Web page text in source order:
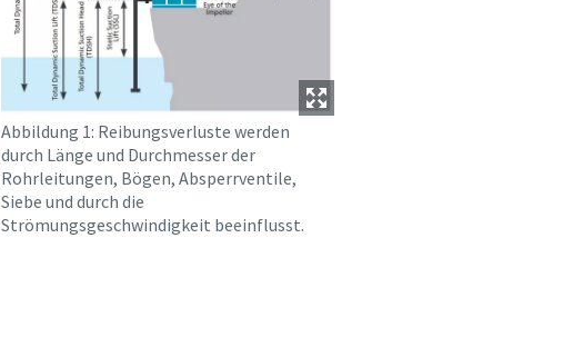
Abbildung 1: Reibungsverluste werden
durch Länge und Durchmesser der
Rohrleitungen, Bögen, Absperrventile,
Siebe und durch die
Strömungsgeschwindigkeit beeinflusst.